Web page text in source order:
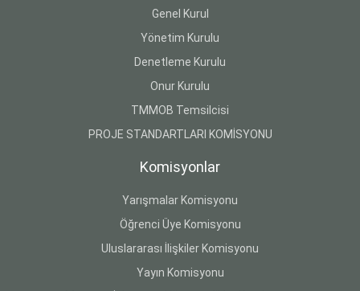
Genel Kurul
Yönetim Kurulu
Denetleme Kurulu
Onur Kurulu
TMMOB Temsilcisi
PROJE STANDARTLARI KOMİSYONU
Komisyonlar
Yarışmalar Komisyonu
Öğrenci Üye Komisyonu
Uluslararası İlişkiler Komisyonu
Yayın Komisyonu